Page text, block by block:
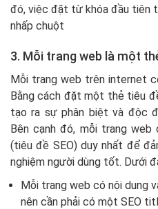
đó, việc đặt từ khóa đầu tiên
nhấp chuột
3. Mỗi trang web là một
Mỗi trang web trên internet
Bằng cách đặt một thẻ tiêu
tạo ra sự phân biệt và độc
Bên cạnh đó, mỗi trang
(tiêu đề SEO) duy nhất để
nghiệm người dùng tốt. Dưới
Mỗi trang web có nội dung
nên cần phải có một SEO